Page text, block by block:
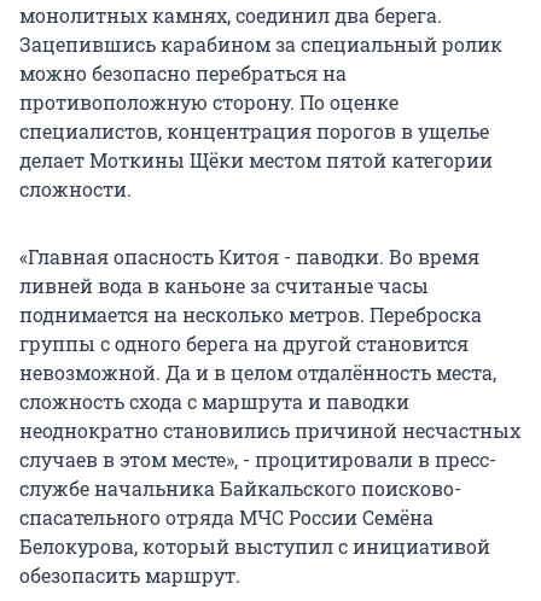
монолитных камнях, соединил два берега.
Зацепившись карабином за специальный ролик
можно безопасно перебраться на
противоположную сторону. По оценке
специалистов, концентрация порогов в ущелье
делает Моткины Щёки местом пятой категории
сложности.
«Главная опасность Китоя - паводки. Во время
ливней вода в каньоне за считаные часы
поднимается на несколько метров. Переброска
группы с одного берега на другой становится
невозможной. Да и в целом отдалённость места,
сложность схода с маршрута и паводки
неоднократно становились причиной несчастных
случаев в этом месте», - процитировали в пресс-
службе начальника Байкальского поисково-
спасательного отряда МЧС России Семёна
Белокурова, который выступил с инициативой
обезопасить маршрут.